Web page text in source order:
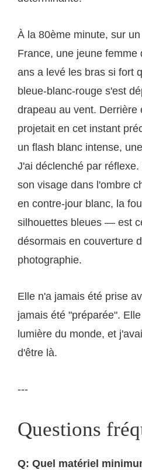
À la 80ème minute, sur
France, une jeune femme
ans a levé les bras si fort
bleue-blanc-rouge s'est
drapeau au vent. Derrière
projetait en cet instant
un flash blanc intense,
J'ai déclenché par
son visage dans l'ombre
en contre-jour blanc, la
silhouettes bleues — est
désormais en couverture
photographie.
Elle n'a jamais été prise
jamais été "préparée".
lumière du monde, et
d'être là.
---
Questions
Q: Quel matériel